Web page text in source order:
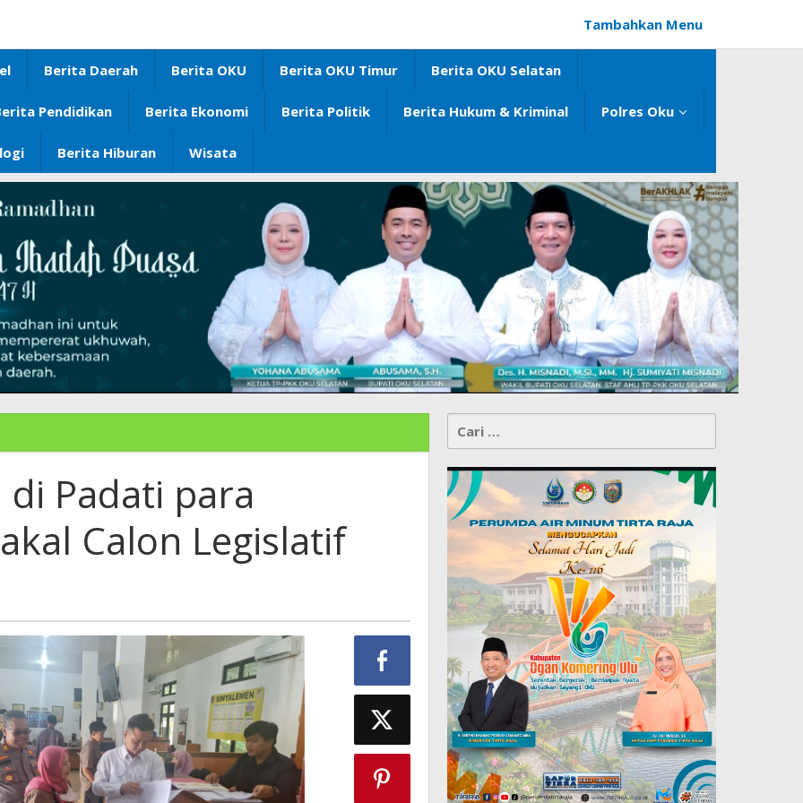
Tambahkan Menu
Berita Daerah Berita OKU Berita OKU Timur Berita OKU Selatan
Pendidikan Berita Ekonomi Berita Politik Berita Hukum & Kriminal Polres Oku
Berita Hiburan Wisata
di Padati para
Calon Legislatif
untuk: